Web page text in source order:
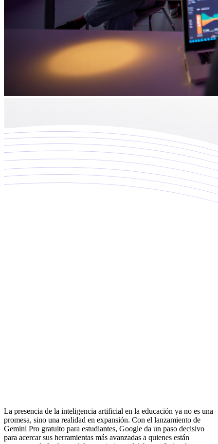
Implementamos soluciones de IA que optimizan procesos y
La presencia de la inteligencia artificial en la educación ya no es una
promesa, sino una realidad en expansión. Con el lanzamiento de
Gemini Pro gratuito para estudiantes, Google da un paso decisivo
para acercar sus herramientas más avanzadas a quienes están